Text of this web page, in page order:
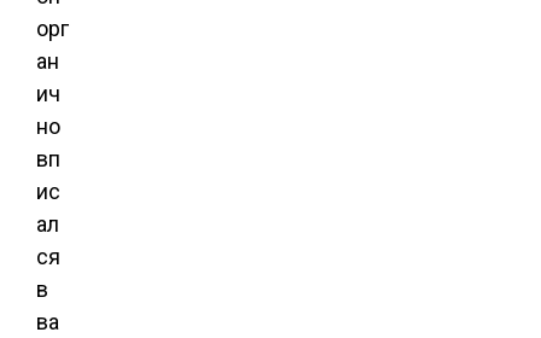
орг
ан
ич
но
вп
ис
ал
ся
в
ва